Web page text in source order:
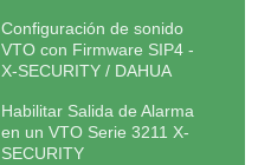
Configuración de sonido
VTO con Firmware SIP4 -
X-SECURITY / DAHUA
Habilitar Salida de Alarma
en un VTO Serie 3211 X-
SECURITY